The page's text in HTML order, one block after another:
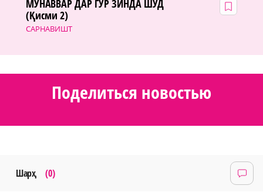
САРНАВИШТ
МУНАВВАР ДАР ГӮР ЗИНДА ШУД
(Қисми 2)
Поделиться новостью
Шарҳ (0)